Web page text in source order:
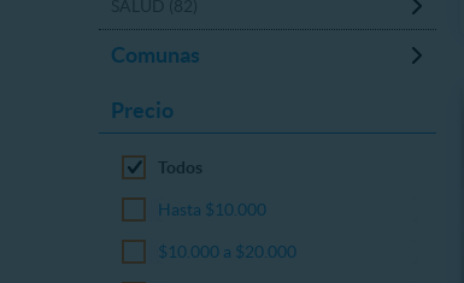
Comunas
Precio
Todos
Hasta $10.000
$10.000 a $20.000